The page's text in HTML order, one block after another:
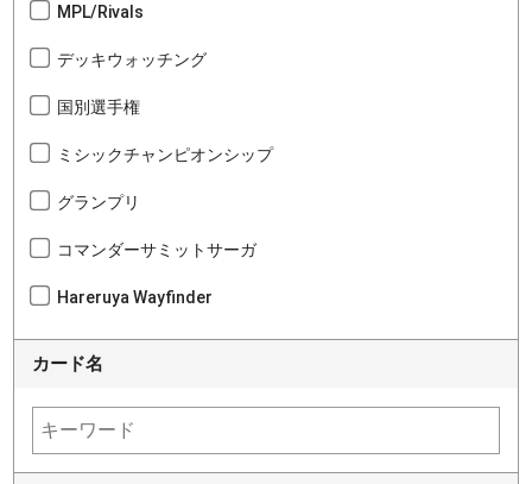
MPL/Rivals
デッキウォッチング
国別選手権
ミシックチャンピオンシップ
グランプリ
コマンダーサミットサーガ
Hareruya Wayfinder
カード名